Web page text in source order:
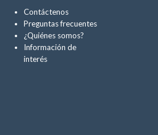
Contáctenos
Preguntas frecuentes
¿Quiénes somos?
Información de
interés